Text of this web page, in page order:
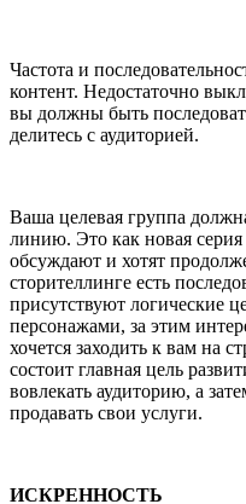
Частота и
контент. Недостаточно
вы должны быть
делитесь с аудиторией.
Ваша целевая группа
линию. Это как новая
обсуждают и хотят
сторителлинге есть
присутствуют логические
персонажами, за этим
хочется заходить к вам на
состоит главная цель
вовлекать аудиторию, а
продавать свои услуги.
ИСКРЕННОСТЬ